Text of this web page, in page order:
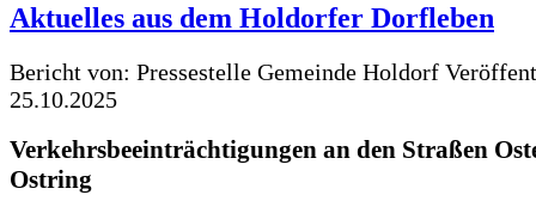
Aktuelles aus dem Holdorfer Dorfleben
Bericht von: Pressestelle Gemeinde Holdorf
25.10.2025
Verkehrsbeeinträchtigungen an den Straßen
Ostring